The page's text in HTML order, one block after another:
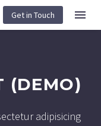
Get in Touch
(DEMO)
adipisicing